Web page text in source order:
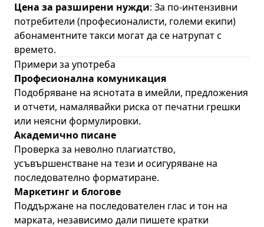
Цена за разширени нужди: За по-интензивни
потребители (професионалисти, големи екипи)
абонаментните такси могат да се натрупат с
времето.
Примери за употреба
Професионална комуникация
Подобряване на яснотата в имейли, предложения
и отчети, намалявайки риска от печатни грешки
или неясни формулировки.
Академично писане
Проверка за неволно плагиатство,
усъвършенстване на тези и осигуряване на
последователно форматиране.
Маркетинг и блогове
Поддържане на последователен глас и тон на
марката, независимо дали пишете кратки